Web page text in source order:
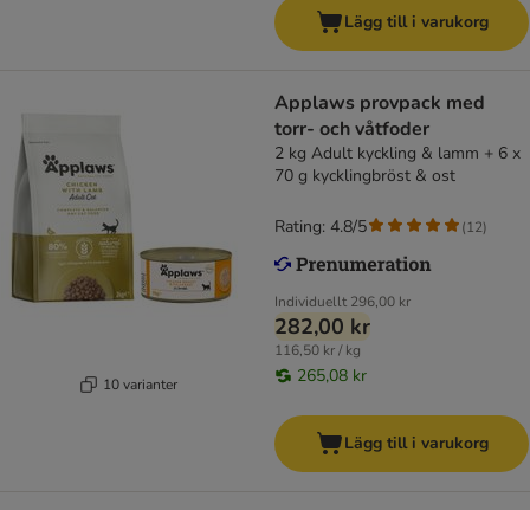
Lägg till i varukorg
10 varianter
Applaws provpack med
torr- och våtfoder
2 kg Adult kyckling & lamm + 6 x
70 g kycklingbröst & ost
Individuellt 296,00 kr
282,00 kr
116,50 kr / kg
265,08 kr
Rating: 4.8/5 (12)
Lägg till i varukorg